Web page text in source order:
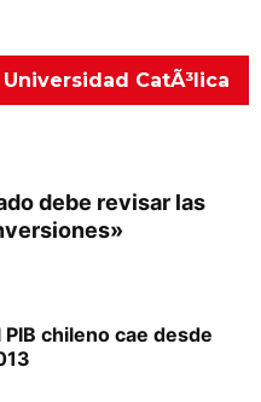
CatÃ³lica
debe revisar las
chileno cae desde